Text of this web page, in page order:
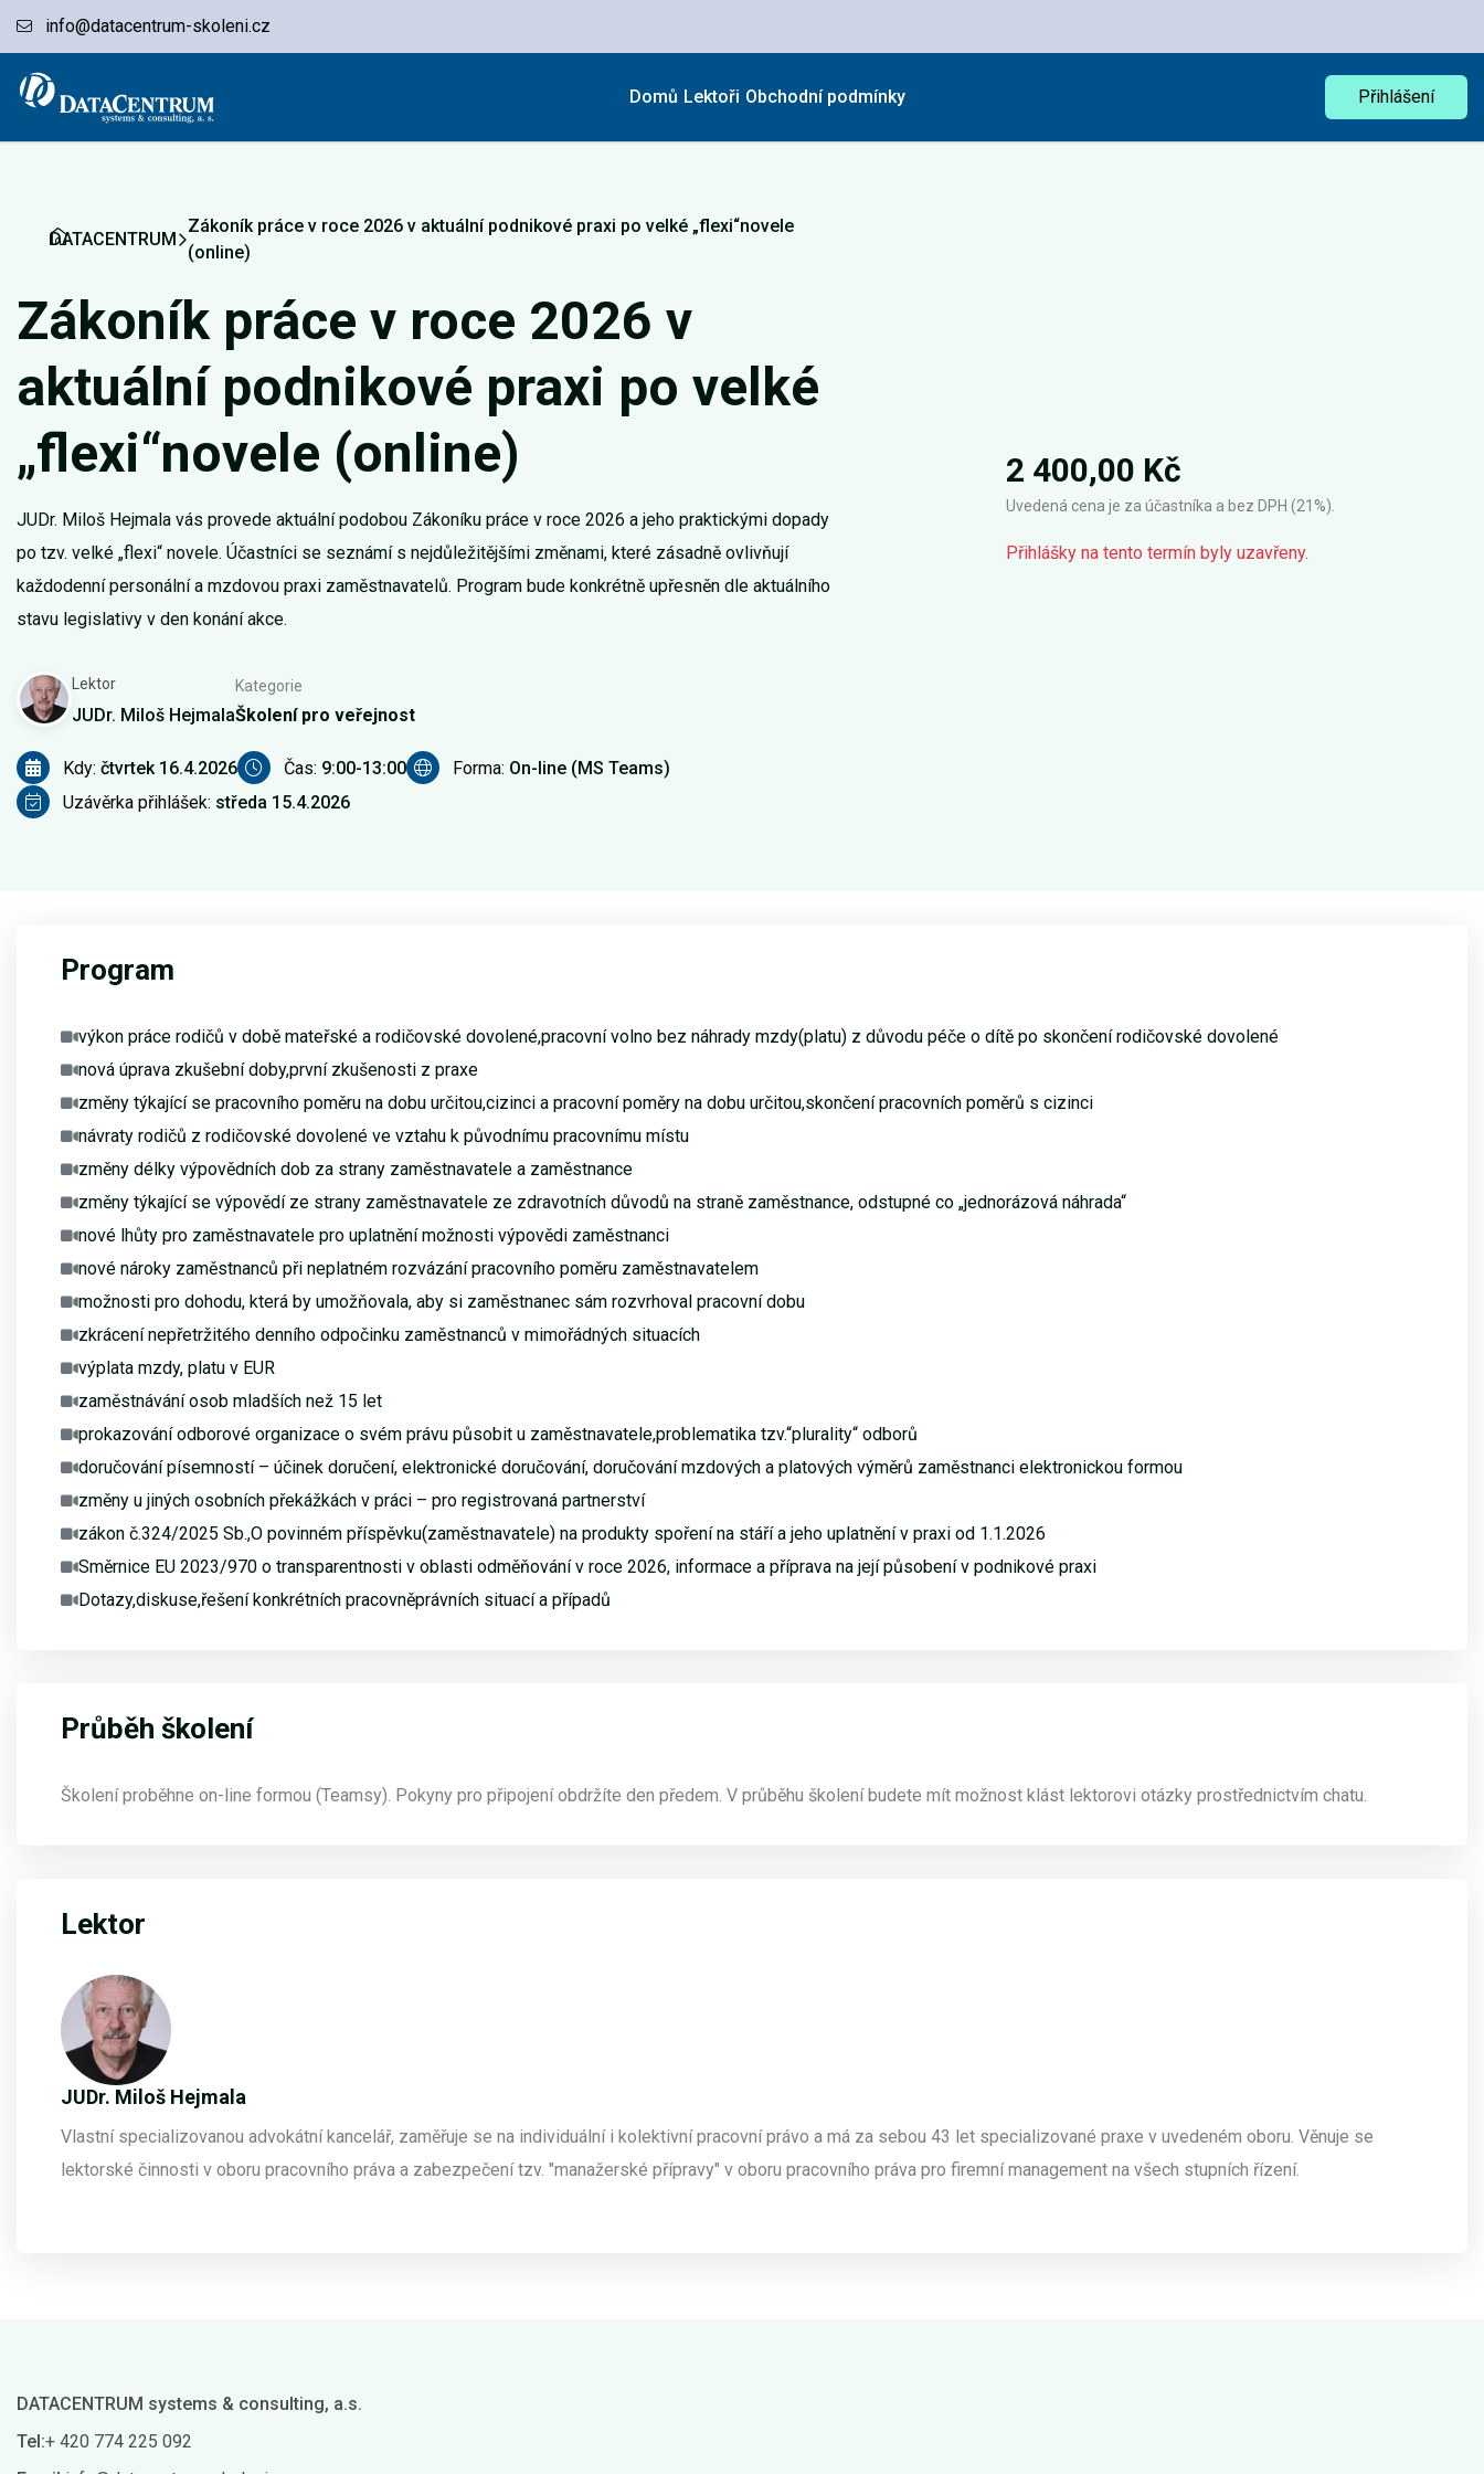
info@datacentrum-skoleni.cz
Domů Lektoři Obchodní podmínky Přihlášení
DATACENTRUM
Zákoník práce v roce 2026 v aktuální podnikové praxi po velké „flexi“novele
(online)
Zákoník práce v roce 2026 v
aktuální podnikové praxi po velké
„flexi“novele (online)
JUDr. Miloš Hejmala vás provede aktuální podobou Zákoníku práce v roce 2026 a jeho praktickými dopady
po tzv. velké „flexi“ novele. Účastníci se seznámí s nejdůležitějšími změnami, které zásadně ovlivňují
každodenní personální a mzdovou praxi zaměstnavatelů. Program bude konkrétně upřesněn dle aktuálního
stavu legislativy v den konání akce.
Lektor
JUDr. Miloš Hejmala
Kategorie
Školení pro veřejnost
Kdy: čtvrtek 16.4.2026 Čas: 9:00-13:00 Forma: On-line (MS Teams)
Uzávěrka přihlášek: středa 15.4.2026
2 400,00 Kč
Uvedená cena je za účastníka a bez DPH (21%).
Přihlášky na tento termín byly uzavřeny.
Program
výkon práce rodičů v době mateřské a rodičovské dovolené,pracovní volno bez náhrady mzdy(platu) z důvodu péče o dítě po skončení rodičovské dovolené
nová úprava zkušební doby,první zkušenosti z praxe
změny týkající se pracovního poměru na dobu určitou,cizinci a pracovní poměry na dobu určitou,skončení pracovních poměrů s cizinci
návraty rodičů z rodičovské dovolené ve vztahu k původnímu pracovnímu místu
změny délky výpovědních dob za strany zaměstnavatele a zaměstnance
změny týkající se výpovědí ze strany zaměstnavatele ze zdravotních důvodů na straně zaměstnance, odstupné co „jednorázová náhrada“
nové lhůty pro zaměstnavatele pro uplatnění možnosti výpovědi zaměstnanci
nové nároky zaměstnanců při neplatném rozvázání pracovního poměru zaměstnavatelem
možnosti pro dohodu, která by umožňovala, aby si zaměstnanec sám rozvrhoval pracovní dobu
zkrácení nepřetržitého denního odpočinku zaměstnanců v mimořádných situacích
výplata mzdy, platu v EUR
zaměstnávání osob mladších než 15 let
prokazování odborové organizace o svém právu působit u zaměstnavatele,problematika tzv.“plurality“ odborů
doručování písemností – účinek doručení, elektronické doručování, doručování mzdových a platových výměrů zaměstnanci elektronickou formou
změny u jiných osobních překážkách v práci – pro registrovaná partnerství
zákon č.324/2025 Sb.,O povinném příspěvku(zaměstnavatele) na produkty spoření na stáří a jeho uplatnění v praxi od 1.1.2026
Směrnice EU 2023/970 o transparentnosti v oblasti odměňování v roce 2026, informace a příprava na její působení v podnikové praxi
Dotazy,diskuse,řešení konkrétních pracovněprávních situací a případů
Průběh školení
Školení proběhne on-line formou (Teamsy). Pokyny pro připojení obdržíte den předem. V průběhu školení budete mít možnost klást lektorovi otázky prostřednictvím chatu.
Lektor
JUDr. Miloš Hejmala
Vlastní specializovanou advokátní kancelář, zaměřuje se na individuální i kolektivní pracovní právo a má za sebou 43 let specializované praxe v uvedeném oboru. Věnuje se
lektorské činnosti v oboru pracovního práva a zabezpečení tzv. "manažerské přípravy" v oboru pracovního práva pro firemní management na všech stupních řízení.
DATACENTRUM systems & consulting, a.s.
Tel:+ 420 774 225 092